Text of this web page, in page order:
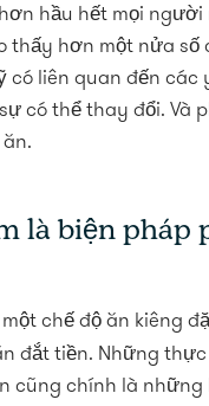
hầu hết mọi người
thấy hơn một nửa số
có liên quan đến các
có thể thay đổi. Và
là biện pháp
một chế độ ăn kiêng
đắt tiền. Những thực
cũng chính là những